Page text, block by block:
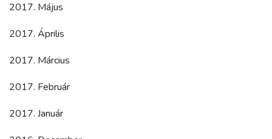
2017. Május
2017. Április
2017. Március
2017. Február
2017. Január